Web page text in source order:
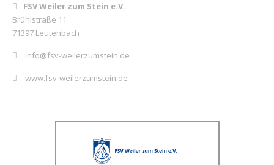
FSV Weiler zum Stein e.V.
Brühlstraße 11
71397 Leutenbach
info@fsv-weilerzumstein.de
www.fsv-weilerzumstein.de